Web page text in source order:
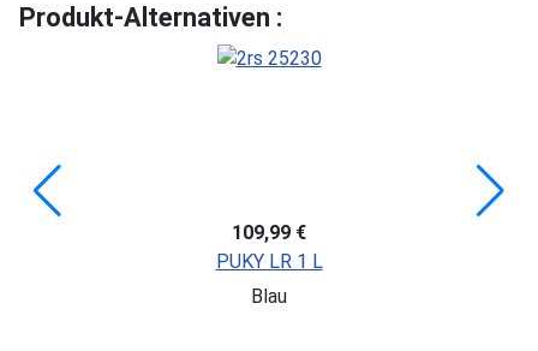
Produkt-Alternativen :
109,99 €
PUKY LR 1 L
Blau